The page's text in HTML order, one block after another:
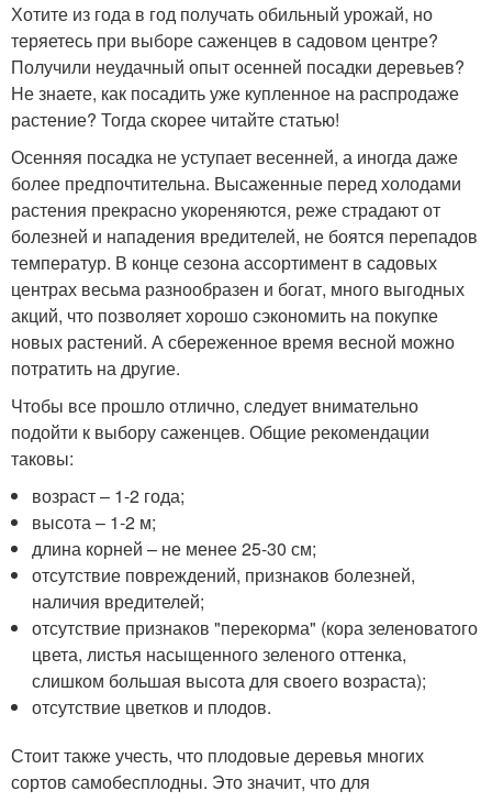
Хотите из года в год получать обильный урожай, но
теряетесь при выборе саженцев в садовом центре?
Получили неудачный опыт осенней посадки деревьев?
Не знаете, как посадить уже купленное на распродаже
растение? Тогда скорее читайте статью!
Осенняя посадка не уступает весенней, а иногда даже
более предпочтительна. Высаженные перед холодами
растения прекрасно укореняются, реже страдают от
болезней и нападения вредителей, не боятся перепадов
температур. В конце сезона ассортимент в садовых
центрах весьма разнообразен и богат, много выгодных
акций, что позволяет хорошо сэкономить на покупке
новых растений. А сбереженное время весной можно
потратить на другие.
Чтобы все прошло отлично, следует внимательно
подойти к выбору саженцев. Общие рекомендации
таковы:
возраст – 1-2 года;
высота – 1-2 м;
длина корней – не менее 25-30 см;
отсутствие повреждений, признаков болезней,
наличия вредителей;
отсутствие признаков "перекорма" (кора зеленоватого
цвета, листья насыщенного зеленого оттенка,
слишком большая высота для своего возраста);
отсутствие цветков и плодов.
Стоит также учесть, что плодовые деревья многих
сортов самобесплодны. Это значит, что для